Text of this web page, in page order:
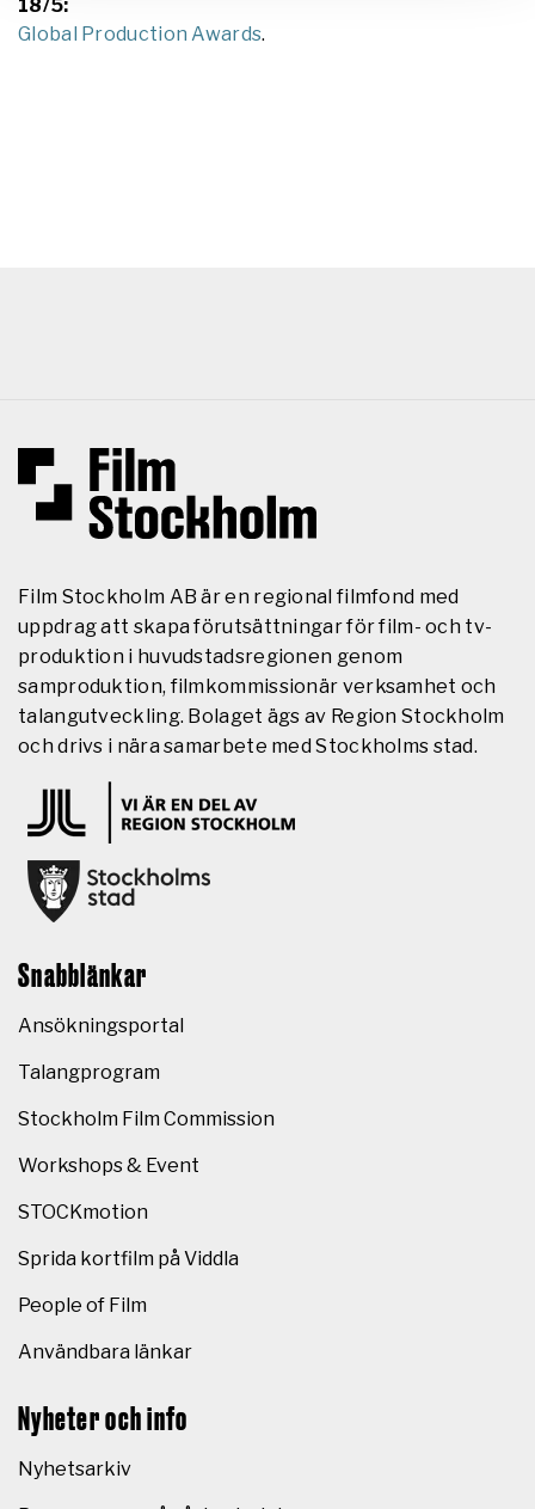
18/5:
Global Production Awards.
Film Stockholm AB är en regional filmfond med
uppdrag att skapa förutsättningar för film- och tv-
produktion i huvudstadsregionen genom
samproduktion, filmkommissionär verksamhet och
talangutveckling. Bolaget ägs av Region Stockholm
och drivs i nära samarbete med Stockholms stad.
Snabblänkar
Ansökningsportal
Talangprogram
Stockholm Film Commission
Workshops & Event
STOCKmotion
Sprida kortfilm på Viddla
People of Film
Användbara länkar
Nyheter och info
Nyhetsarkiv